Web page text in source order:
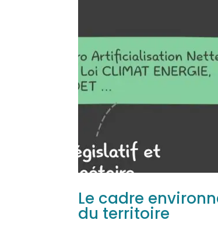
Le cadre
du territoire